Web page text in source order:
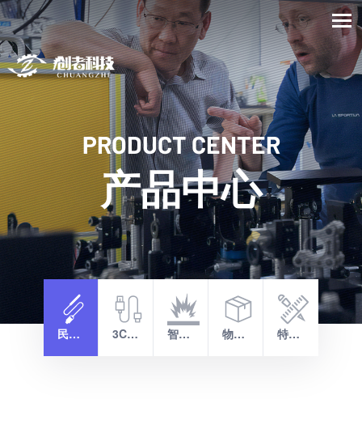
PRODUCT CENTER
产品中心
民爆行业 3C数码行业 智能爆破 物流输送包装行业 特殊定制行业